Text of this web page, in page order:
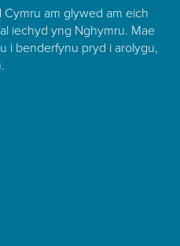
am glywed am eich
iechyd yng Nghymru. Mae
i benderfynu pryd i arolygu,